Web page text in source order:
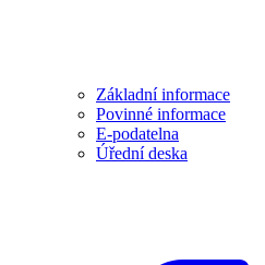
Základní informace
Povinné informace
E-podatelna
Úřední deska